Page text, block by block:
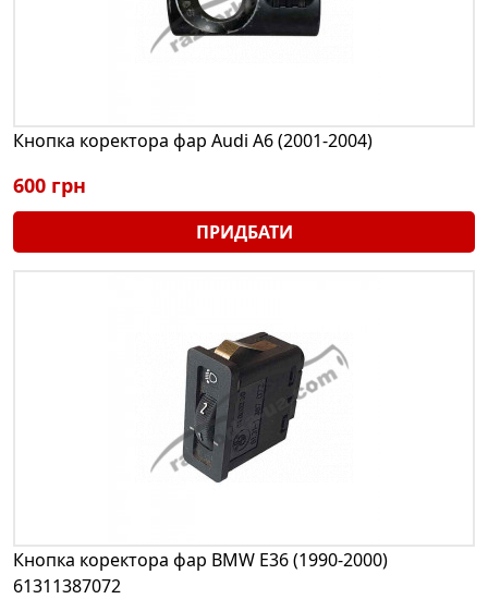
Кнопка коректора фар Audi A6 (2001-2004)
600 грн
ПРИДБАТИ
Кнопка коректора фар BMW E36 (1990-2000)
61311387072